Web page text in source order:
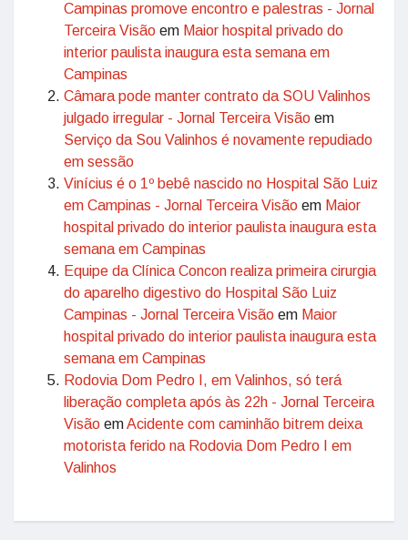
Campinas promove encontro e palestras - Jornal
Terceira Visão em Maior hospital privado do
interior paulista inaugura esta semana em
Campinas
Câmara pode manter contrato da SOU Valinhos
julgado irregular - Jornal Terceira Visão em
Serviço da Sou Valinhos é novamente repudiado
em sessão
Vinícius é o 1º bebê nascido no Hospital São Luiz
em Campinas - Jornal Terceira Visão em Maior
hospital privado do interior paulista inaugura esta
semana em Campinas
Equipe da Clínica Concon realiza primeira cirurgia
do aparelho digestivo do Hospital São Luiz
Campinas - Jornal Terceira Visão em Maior
hospital privado do interior paulista inaugura esta
semana em Campinas
Rodovia Dom Pedro I, em Valinhos, só terá
liberação completa após às 22h - Jornal Terceira
Visão emAcidente com caminhão bitrem deixa
motorista ferido na Rodovia Dom Pedro I em
Valinhos